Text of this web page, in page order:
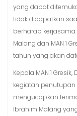
yang dapat
tidak didapatkan
berharap kerjasama
Malang dan MAN 1
tahun yang akan
Kepala MAN 1
kegiatan
mengucapkan
Ibrahim Malang